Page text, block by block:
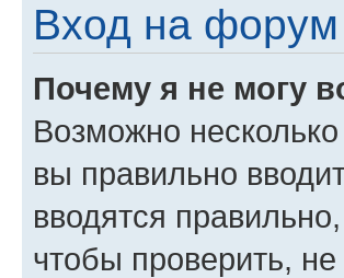
Вход на форум
Почему я не могу
Возможно
вы правильно
вводятся
чтобы проверить,